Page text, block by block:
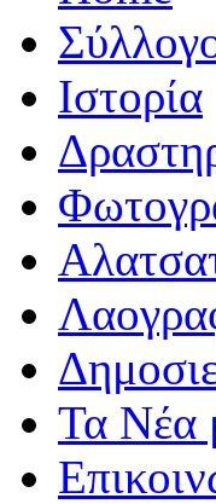
Iστορία
Τα Νέα